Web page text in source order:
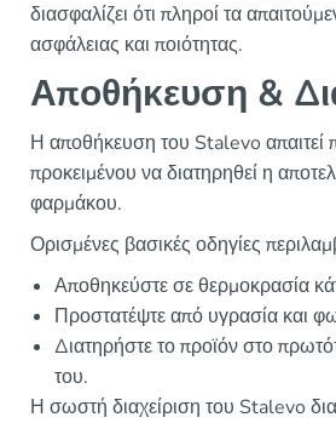
διασφαλίζει ότι πληροί τα
ασφάλειας και ποιότητας.
Αποθήκευση &
Η αποθήκευση του Stalevo απαιτεί
προκειμένου να διατηρηθεί η
φαρμάκου.
Ορισμένες βασικές οδηγίες
Αποθηκεύστε σε θερμοκρασία
Προστατέψτε από υγρασία και
Διατηρήστε το προϊόν στο
του.
Η σωστή διαχείριση του Stalevo